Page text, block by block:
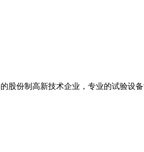
股份制高新技术企业，专业的试验设